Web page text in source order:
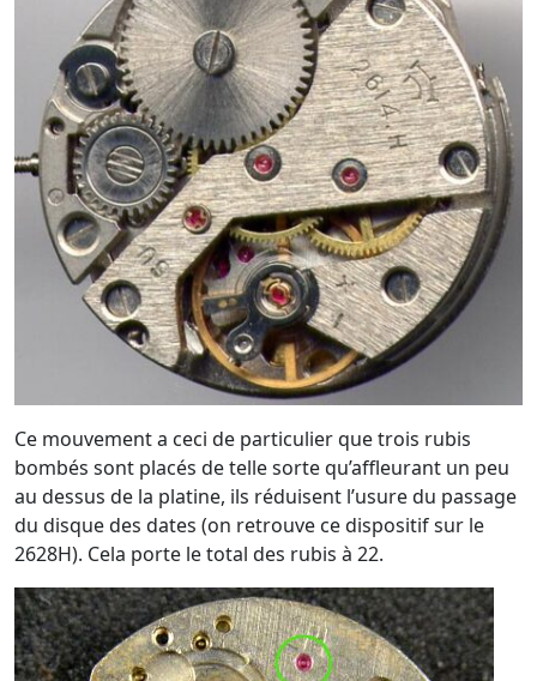
Ce mouvement a ceci de particulier que trois rubis
bombés sont placés de telle sorte qu’affleurant un peu
au dessus de la platine, ils réduisent l’usure du passage
du disque des dates (on retrouve ce dispositif sur le
2628H). Cela porte le total des rubis à 22.